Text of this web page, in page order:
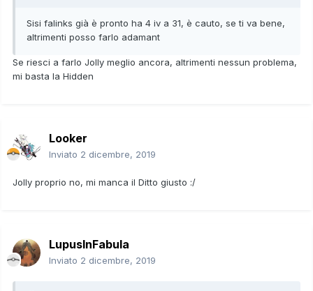
Sisi falinks già è pronto ha 4 iv a 31, è cauto, se ti va bene,
altrimenti posso farlo adamant
Se riesci a farlo Jolly meglio ancora, altrimenti nessun problema,
mi basta la Hidden
Looker
Inviato 2 dicembre, 2019
Jolly proprio no, mi manca il Ditto giusto :/
LupusInFabula
Inviato 2 dicembre, 2019